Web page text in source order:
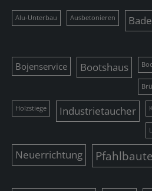
Alu-Unterbau Ausbetonieren
Bojenservice Bootshaus
Holzstiege Industrietaucher
Neuerrichtung